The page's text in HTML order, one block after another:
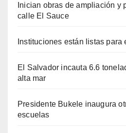
Inician obras de ampliación y
calle El Sauce
Instituciones están listas para
El Salvador incauta 6.6
alta mar
Presidente Bukele inaugura
escuelas